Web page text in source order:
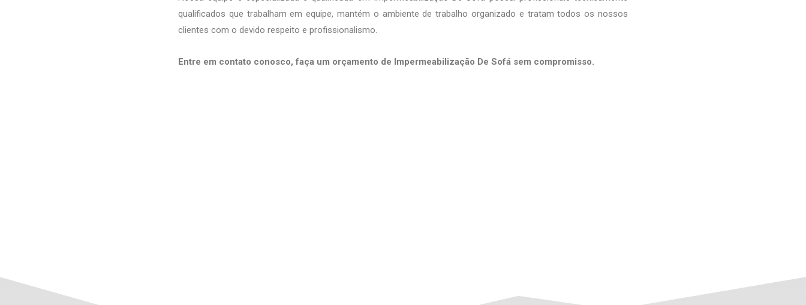
qualificados que trabalham em equipe, mantém o ambiente de trabalho organizado e tratam todos os nossos
clientes com o devido respeito e profissionalismo.
Entre em contato conosco, faça um orçamento de Impermeabilização De Sofá sem compromisso.